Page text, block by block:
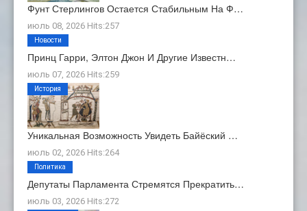
Фунт Стерлингов Остается Стабильным На Ф…
июль 08, 2026 Hits:257
Принц Гарри, Элтон Джон И Другие Известн…
июль 07, 2026 Hits:259
Новости
Уникальная Возможность Увидеть Байёский …
июль 02, 2026 Hits:264
История
Депутаты Парламента Стремятся Прекратить…
июль 03, 2026 Hits:272
Политика